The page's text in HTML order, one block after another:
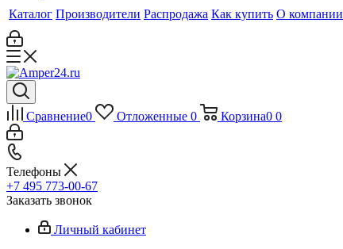
Каталог Производители Распродажа Как купить О компании
Сравнение0 Отложенные 0 Корзина0 0
Телефоны
+7 495 773-00-67
Заказать звонок
Личный кабинет